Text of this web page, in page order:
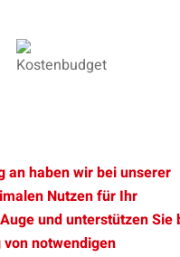
an haben wir bei unserer
Nutzen für Ihr
und unterstützen Sie
notwendigen